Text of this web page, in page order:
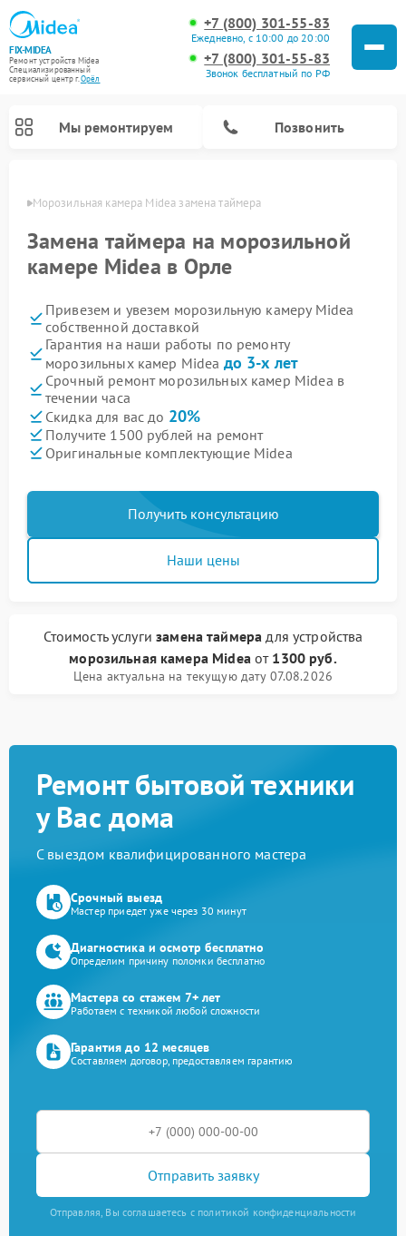
FIX-MIDEA
Ремонт устройств Midea
Специализированный
cервисный центр г.Орёл
+7 (800) 301-55-83
Ежедневно, с 10:00 до 20:00
+7 (800) 301-55-83
Звонок бесплатный по РФ
Мы ремонтируем Позвонить
Морозильная камера Midea замена таймера
Замена таймера на морозильной
камере Midea в Орле
Привезем и увезем морозильную камеру Midea
собственной доставкой
Гарантия на наши работы по ремонту
морозильных камер Midea до 3-х лет
Срочный ремонт морозильных камер Midea в
течении часа
Скидка для вас до 20%
Получите 1500 рублей на ремонт
Оригинальные комплектующие Midea
Получить консультацию
Наши цены
Стоимость услугизамена таймера для устройства
морозильная камера Mideaот 1300 руб.
Цена актуальна на текущую дату 07.08.2026
Ремонт бытовой техники
у Вас дома
С выездом квалифицированного мастера
Срочный выезд
Мастер приедет уже через 30 минут
Диагностика и осмотр бесплатно
Определим причину поломки бесплатно
Мастера со стажем 7+ лет
Работаем с техникой любой сложности
Гарантия до 12 месяцев
Составляем договор, предоставляем гарантию
Отправить заявку
Отправляя, Вы соглашаетесь с политикой конфиденциальности